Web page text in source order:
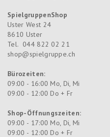
SpielgruppenShop
Uster West 24
8610 Uster
Tel. 044 822 02 21
shop@spielgruppe.ch
Bürozeiten:
09:00 - 16:00 Mo, Di, Mi
09:00 - 12:00 Do + Fr
Shop-Öffnungszeiten:
09:00 - 17:00 Mo, Di, Mi
09:00 - 12:00 Do + Fr